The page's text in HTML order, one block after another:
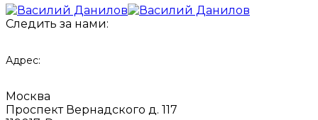
Следить за нами:
Адрес:
Москва
Проспект Вернадского д. 117